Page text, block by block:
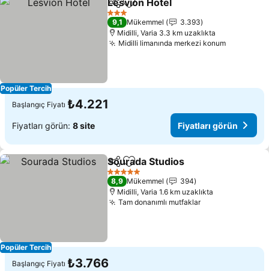
Popüler Tercih
PaylaşFavorilerime ekle
Lesvion Hotel
3 Yıldız
9,1 Mükemmel
3.393
Midilli, Varia 3.3 km uzaklıkta
Midilli limanında merkezi konumFiyatları
Başlangıç Fiyatı ₺4.221
Fiyatları görün: 8 site Fiyatları görün
Popüler Tercih
PaylaşFavorilerime ekle
Sourada Studios
5 Yıldız
8,9 Mükemmel
394
Midilli, Varia 1.6 km uzaklıkta
Tam donanımlı mutfaklarFiyatları görün
Başlangıç Fiyatı ₺3.766